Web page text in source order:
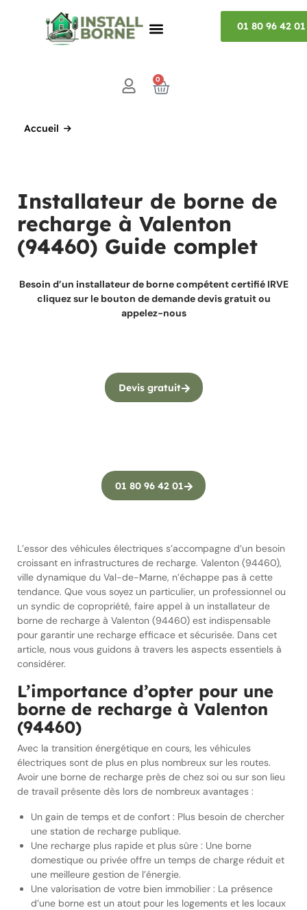
01 80 96 42 01
0
Accueil
Installateur de borne de
recharge à Valenton
(94460) Guide complet
Besoin d’un installateur de borne compétent certifié IRVE
cliquez sur le bouton de demande devis gratuit ou
appelez-nous
Devis gratuit
01 80 96 42 01
L’essor des véhicules électriques s’accompagne d’un besoin
croissant en infrastructures de recharge. Valenton (94460),
ville dynamique du Val-de-Marne, n’échappe pas à cette
tendance. Que vous soyez un particulier, un professionnel ou
un syndic de copropriété, faire appel à un installateur de
borne de recharge à Valenton (94460) est indispensable
pour garantir une recharge efficace et sécurisée. Dans cet
article, nous vous guidons à travers les aspects essentiels à
considérer.
L’importance d’opter pour une
borne de recharge à Valenton
(94460)
Avec la transition énergétique en cours, les véhicules
électriques sont de plus en plus nombreux sur les routes.
Avoir une borne de recharge près de chez soi ou sur son lieu
de travail présente dès lors de nombreux avantages :
Un gain de temps et de confort : Plus besoin de chercher
une station de recharge publique.
Une recharge plus rapide et plus sûre : Une borne
domestique ou privée offre un temps de charge réduit et
une meilleure gestion de l’énergie.
Une valorisation de votre bien immobilier : La présence
d’une borne est un atout pour les logements et les locaux